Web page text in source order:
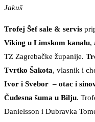
Jakuš
Trofej Šef sale & servis
Viking u Limskom kanalu,
TZ Zagrebačke županije.
Tvrtko Šakota, vlasnik i
Ivor i Svebor – otac i
Čudesna šuma u Bilju.
Danielsson i Dubravka